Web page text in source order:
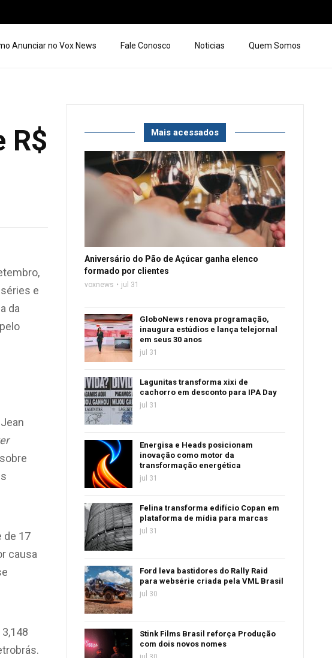
Anunciar no Vox News Fale Conosco Noticias Quem Somos
R$
e
da
de 17
causa
Mais acessados
Aniversário do Pão de Açúcar ganha elenco
formado por clientes
voxnews jul 31
GloboNews renova programação,
inaugura estúdios e lança telejornal
em seus 30 anos
jul 31
Lagunitas transforma xixi de
cachorro em desconto para IPA Day
jul 31
Energisa e Heads posicionam
inovação como motor da
transformação energética
jul 31
Felina transforma edifício Copan em
plataforma de mídia para marcas
jul 31
Ford leva bastidores do Rally Raid
para websérie criada pela VML Brasil
jul 30
Stink Films Brasil reforça Produção
com dois novos nomes